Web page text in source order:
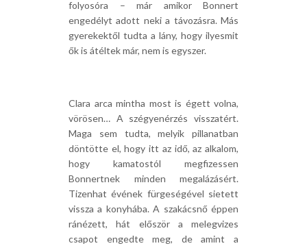
folyosóra – már amikor Bonnert
engedélyt adott neki a távozásra. Más
gyerekektől tudta a lány, hogy ilyesmit
ők is átéltek már, nem is egyszer.
Clara arca mintha most is égett volna,
vörösen… A szégyenérzés visszatért.
Maga sem tudta, melyik pillanatban
döntötte el, hogy itt az idő, az alkalom,
hogy kamatostól megfizessen
Bonnertnek minden megalázásért.
Tizenhat évének fürgeségével sietett
vissza a konyhába. A szakácsnő éppen
ránézett, hát először a melegvizes
csapot engedte meg, de amint a